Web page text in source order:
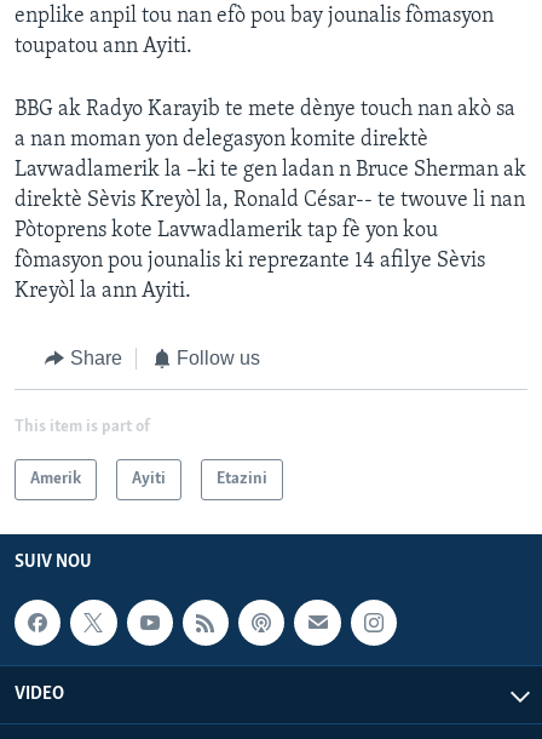
enplike anpil tou nan efò pou bay jounalis fòmasyon
toupatou ann Ayiti.
BBG ak Radyo Karayib te mete dènye touch nan akò sa
a nan moman yon delegasyon komite direktè
Lavwadlamerik la –ki te gen ladan n Bruce Sherman ak
direktè Sèvis Kreyòl la, Ronald César-- te twouve li nan
Pòtoprens kote Lavwadlamerik tap fè yon kou
fòmasyon pou jounalis ki reprezante 14 afilye Sèvis
Kreyòl la ann Ayiti.
Share Follow us
This item is part of
Amerik Ayiti Etazini
SUIV NOU
VIDEO